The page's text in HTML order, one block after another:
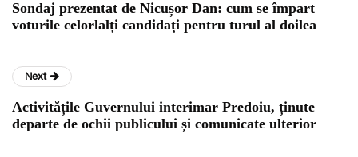
Sondaj prezentat de Nicușor Dan: cum se împart
voturile celorlalți candidați pentru turul al doilea
Next
Activitățile Guvernului interimar Predoiu, ținute
departe de ochii publicului și comunicate ulterior